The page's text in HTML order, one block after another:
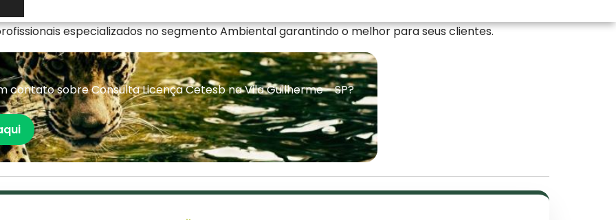
Cetesb Consulta e Empresa de Autorizações para Corte de Árvores com excelência, a Florestativa
especializados no segmento Ambiental garantindo o melhor para seus clientes.
sobre Consulta Licença Cetesb na Vila Guilherme - SP?